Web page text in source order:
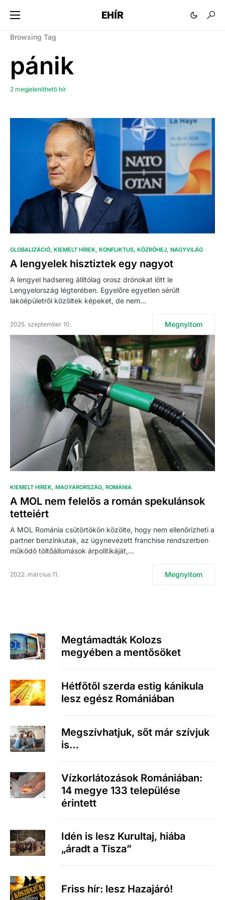
EHÍR
Browsing Tag
pánik
2 megjeleníthető hír
GLOBALIZÁCIÓ KIEMELT HÍREK KONFLIKTUS KÖZRÖHEJ NAGYVILÁG
A lengyelek hisztiztek egy nagyot
A lengyel hadsereg állítólag orosz drónokat lőtt le
Lengyelország légterében. Egyelőre egyetlen sérült
lakóépületről közöltek képeket, de nem…
2025. szeptember 10. Megnyitom
KIEMELT HÍREK MAGYARORSZÁG ROMÁNIA
A MOL nem felelős a román spekulánsok
tetteiért
A MOL Románia csütörtökön közölte, hogy nem ellenőrizheti a
partner benzinkutak, az úgynevezett franchise rendszerben
működő töltőállomások árpolitikáját,…
2022. március 11. Megnyitom
Megtámadták Kolozs
megyében a mentősöket
Hétfőtől szerda estig kánikula
lesz egész Romániában
Megszívhatjuk, sőt már szívjuk
is…
Vízkorlátozások Romániában:
14 megye 133 települése
érintett
Idén is lesz Kurultaj, hiába
„áradt a Tisza”
Friss hír: lesz Hazajáró!